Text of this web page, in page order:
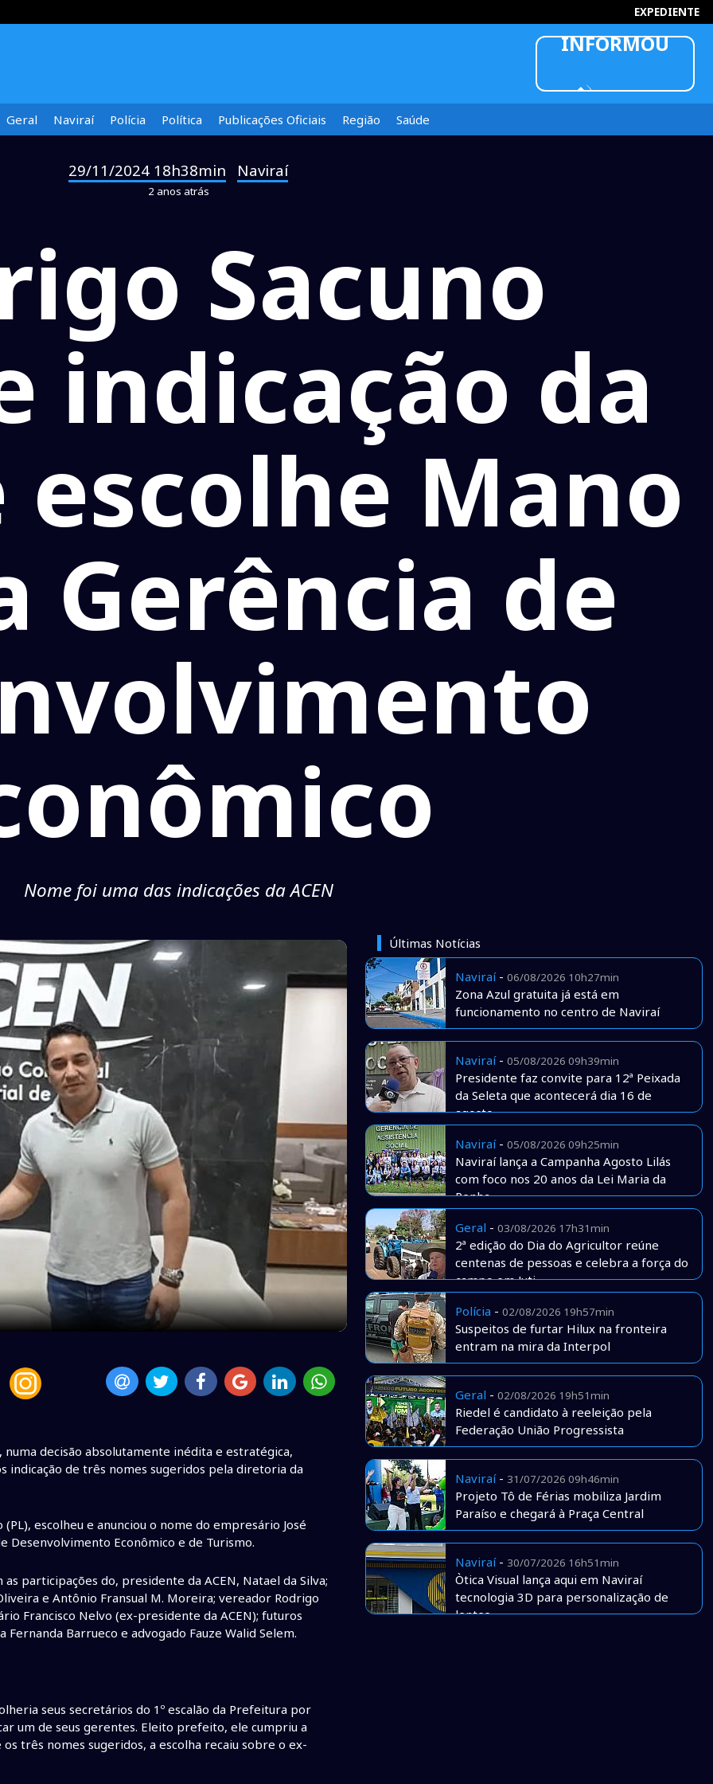
EXPEDIENTE
Geral Naviraí Polícia Política Publicações Oficiais Região Saúde
29/11/2024 18h38min Naviraí
2 anos atrás
Sacuno
indicação da
escolhe Mano
Gerência de
Nome foi uma das indicações da ACEN
decisão absolutamente inédita e estratégica,
indicação de três nomes sugeridos pela diretoria da
escolheu e anunciou o nome do empresário José
Desenvolvimento Econômico e de Turismo.
participações do, presidente da ACEN, Natael da Silva;
e Antônio Fransual M. Moreira; vereador Rodrigo
Francisco Nelvo (ex-presidente da ACEN); futuros
Barrueco e advogado Fauze Walid Selem.
seus secretários do 1º escalão da Prefeitura por
um de seus gerentes. Eleito prefeito, ele cumpriu a
três nomes sugeridos, a escolha recaiu sobre o ex-
Últimas Notícias
Naviraí- 06/08/2026 10h27min
Zona Azul gratuita já está em
funcionamento no centro de Naviraí
Naviraí- 05/08/2026 09h39min
Presidente faz convite para 12ª Peixada
da Seleta que acontecerá dia 16 de
agosto
Naviraí- 05/08/2026 09h25min
Naviraí lança a Campanha Agosto Lilás
com foco nos 20 anos da Lei Maria da
Penha
Geral - 03/08/2026 17h31min
2ª edição do Dia do Agricultor reúne
centenas de pessoas e celebra a força do
campo em Juti
Polícia - 02/08/2026 19h57min
Suspeitos de furtar Hilux na fronteira
entram na mira da Interpol
Geral - 02/08/2026 19h51min
Riedel é candidato à reeleição pela
Federação União Progressista
Naviraí- 31/07/2026 09h46min
Projeto Tô de Férias mobiliza Jardim
Paraíso e chegará à Praça Central
Naviraí- 30/07/2026 16h51min
Òtica Visual lança aqui em Naviraí
tecnologia 3D para personalização de
lentes